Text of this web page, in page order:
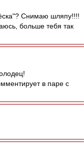
Снимаю шляпу!!!!
больше тебя так
в паре с